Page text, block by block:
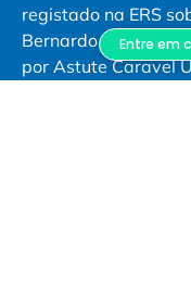
registado na ERS
Bernardo Lima, n.º
por Astute Caravel
Entre em